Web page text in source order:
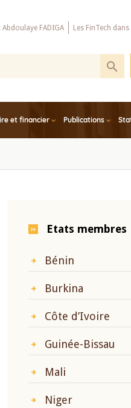
Abdoulaye FADIGA Les FinTech dans
et financier Publications
Etats membres
Bénin
Burkina
Côte d’Ivoire
Guinée-Bissau
Mali
Niger